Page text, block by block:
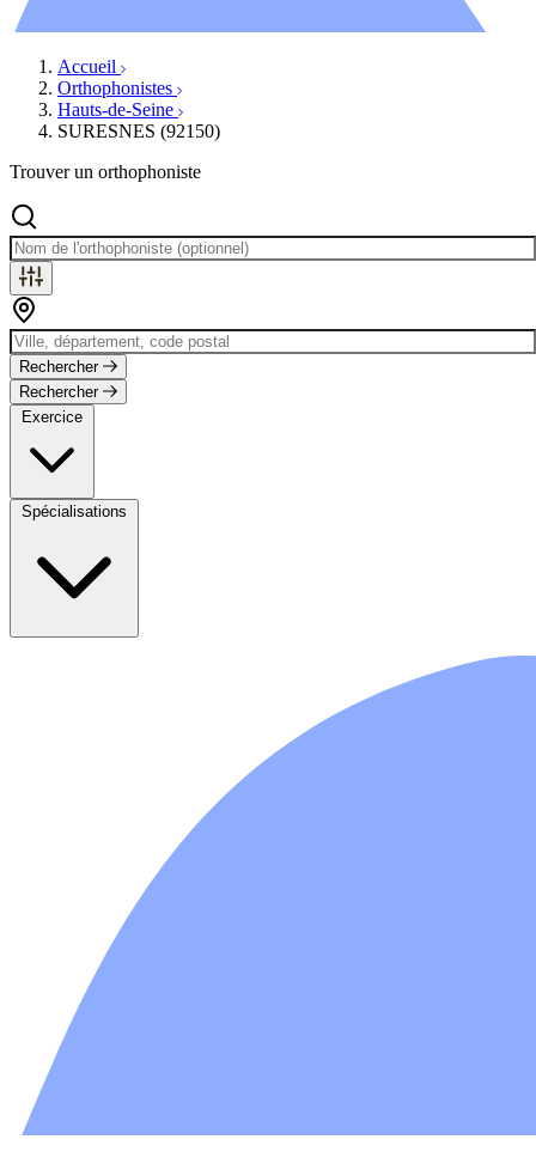
Accueil
Orthophonistes
Hauts-de-Seine
SURESNES (92150)
Trouver un orthophoniste
Rechercher
Rechercher
Exercice
Spécialisations